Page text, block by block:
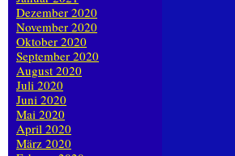
Dezember 2020
November 2020
Oktober 2020
September 2020
August 2020
Juli 2020
Juni 2020
Mai 2020
April 2020
März 2020